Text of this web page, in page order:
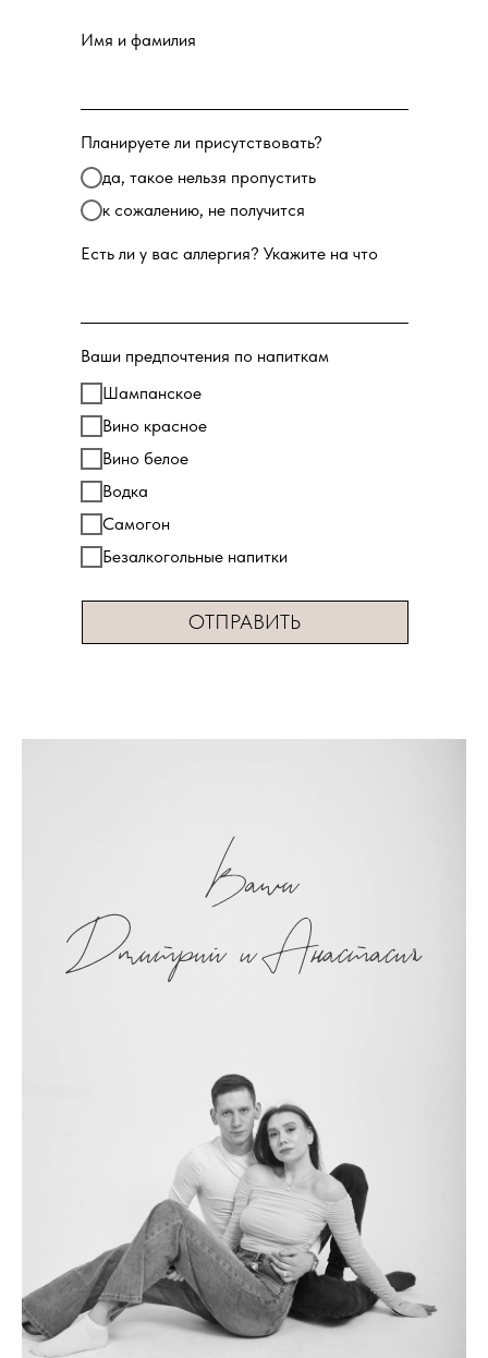
Имя и фамилия
Планируете ли присутствовать?
да, такое нельзя пропустить
к сожалению, не получится
Есть ли у вас аллергия? Укажите на что
Ваши предпочтения по напиткам
Шампанское
Вино красное
Вино белое
Водка
Самогон
Безалкогольные напитки
ОТПРАВИТЬ